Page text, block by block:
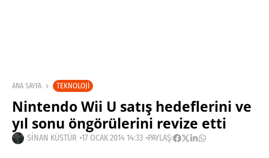
ANA SAYFA TEKNOLOJI
Nintendo Wii U satış hedeflerini ve
yıl sonu öngörülerini revize etti
SINAN KÜSTÜR 17 OCAK 2014 14:33 PAYLAŞ: